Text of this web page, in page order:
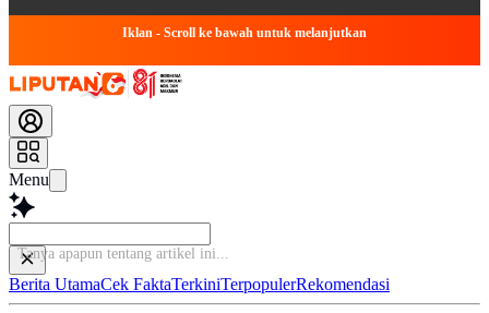
Iklan - Scroll ke bawah untuk melanjutkan
Menu
Tanya apapun te
Berita UtamaCek FaktaTerkiniTerpopulerRekomendasi